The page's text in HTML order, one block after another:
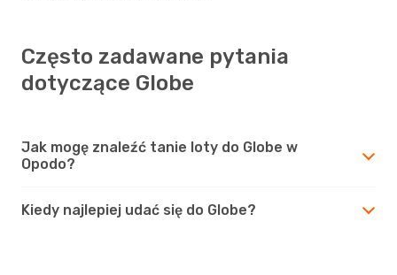
Często zadawane pytania
dotyczące Globe
Jak mogę znaleźć tanie loty do Globe w
Opodo?
Kiedy najlepiej udać się do Globe?